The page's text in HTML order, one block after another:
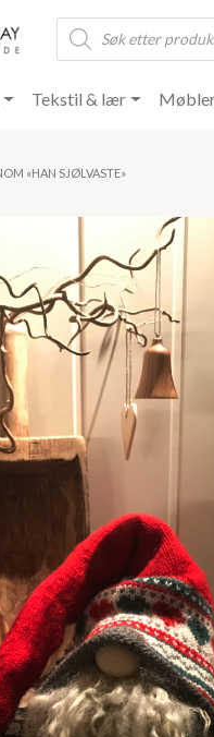
Products
search
Tekstil & lær
«HAN SJØLVASTE»